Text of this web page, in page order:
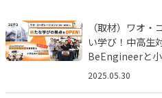
（取材）ワオ
い学び！中高生
BeEngineerと
とは!?
2025.05.30